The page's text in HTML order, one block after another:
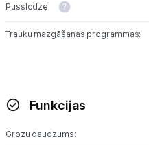
Pusslodze:
Trauku mazgāšanas programmas:
Funkcijas
Grozu daudzums: